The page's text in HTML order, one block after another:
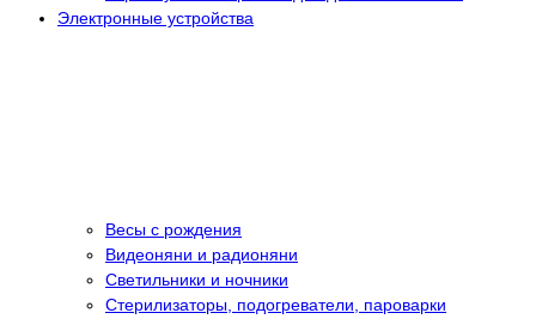
Электронные устройства
Весы с рождения
Видеоняни и радионяни
Светильники и ночники
Стерилизаторы, подогреватели, пароварки